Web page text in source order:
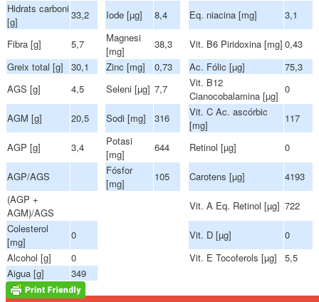
Hidrats carboni
[g]
33,2 Iode [µg] 8,4 Eq. niacina [mg] 3,1
Fibra [g] 5,7
Magnesi
[mg]
38,3 Vit. B6 Piridoxina [mg] 0,43
Greix total [g]
30,1 Zinc [mg] 0,73 Ac. Fólic [µg]
75,3
AGS [g]
4,5 Seleni [µg] 7,7
Vit. B12
Cianocobalamina [µg]
0
AGM [g] 20,5 Sodi [mg] 316
Vit. C Ac. ascórbic
[mg]
117
AGP [g] 3,4
Potasi
[mg]
644 Retinol [µg] 0
AGP/AGS
Fósfor
[mg]
105 Carotens [µg]
4193
(AGP +
AGM)/AGS
Vit. A Eq. Retinol [µg] 722
Colesterol
[mg]
0 Vit. D [µg]
0
Alcohol [g]
0 Vit. E Tocoferols [µg]
5,5
Aigua [g]
349